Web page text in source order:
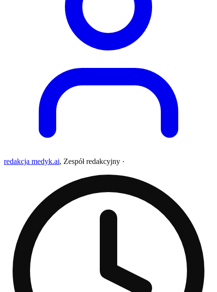
redakcja medyk.ai, Zespół redakcyjny ·